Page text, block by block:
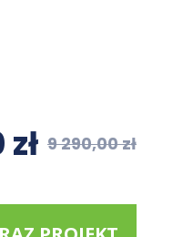
9 290,00zł
zł